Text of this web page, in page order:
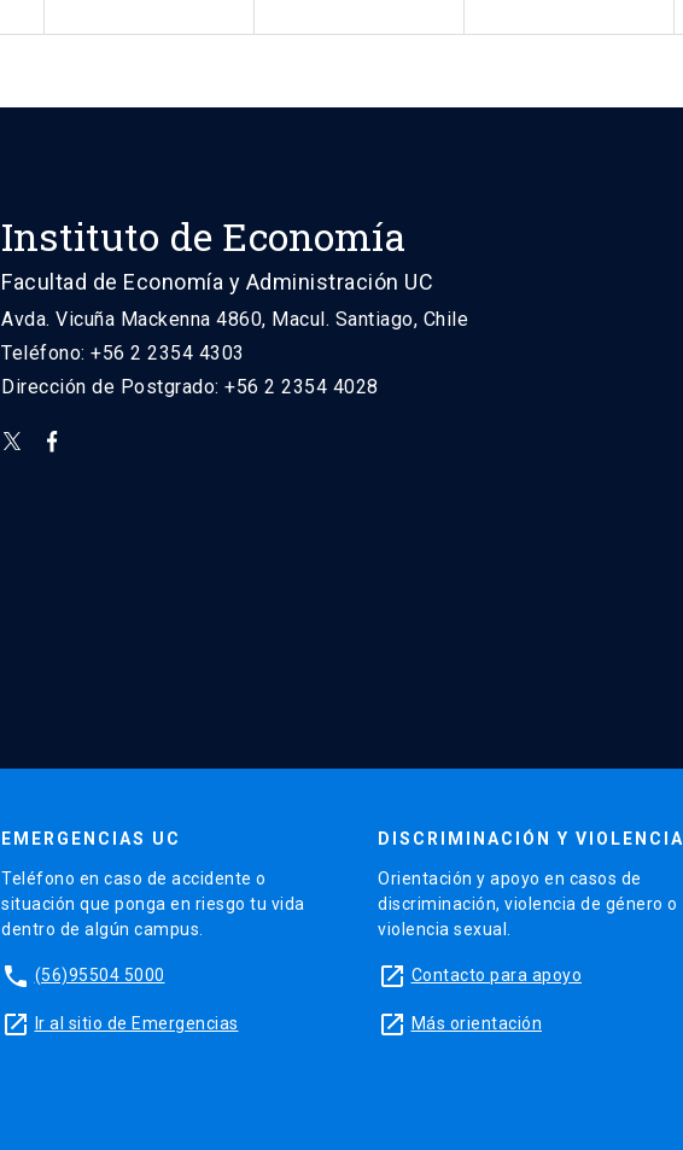
Instituto de Economía
Facultad de Economía y Administración UC
Avda. Vicuña Mackenna 4860, Macul. Santiago, Chile
Teléfono: +56 2 2354 4303
Dirección de Postgrado: +56 2 2354 4028
EMERGENCIAS UC
Teléfono en caso de accidente o
situación que ponga en riesgo tu vida
dentro de algún campus.
phone (56)95504 5000
launch Ir al sitio de Emergencias
DISCRIMINACIÓN Y VIOLENCIA
Orientación y apoyo en casos de
discriminación, violencia de género o
violencia sexual.
launch Contacto para apoyo
launch Más orientación